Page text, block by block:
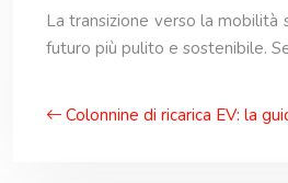
La transizione verso la mobilità
futuro più pulito e sostenibile.
Colonnine di ricarica EV: la